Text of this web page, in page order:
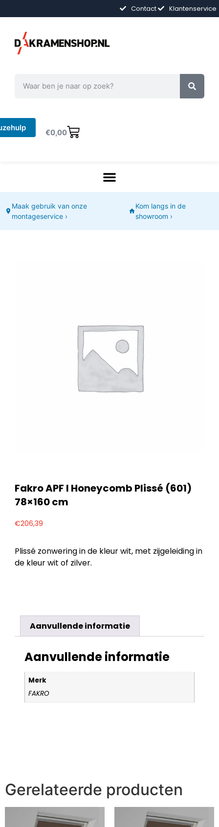
Contact Klantenservice
€0,00
Maak gebruik van onze
montageservice ›
Kom langs in de
showroom ›
Fakro APF I Honeycomb Plissé (601)
78×160 cm
€206,39
Plissé zonwering in de kleur wit, met zijgeleiding in
de kleur wit of zilver.
Aanvullende informatie
Aanvullende informatie
Merk
FAKRO
Gerelateerde producten